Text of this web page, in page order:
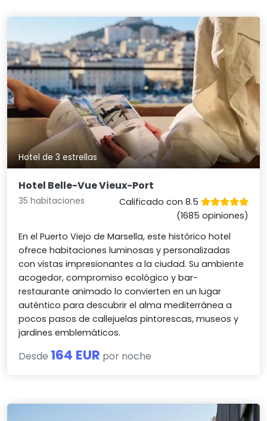
Hotel de 3 estrellas
Hotel Belle-Vue Vieux-Port
35 habitaciones
Calificado con 8.5
(1685 opiniones)
En el Puerto Viejo de Marsella, este histórico hotel
ofrece habitaciones luminosas y personalizadas
con vistas impresionantes a la ciudad. Su ambiente
acogedor, compromiso ecológico y bar-
restaurante animado lo convierten en un lugar
auténtico para descubrir el alma mediterránea a
pocos pasos de callejuelas pintorescas, museos y
jardines emblemáticos.
Desde 164 EUR por noche